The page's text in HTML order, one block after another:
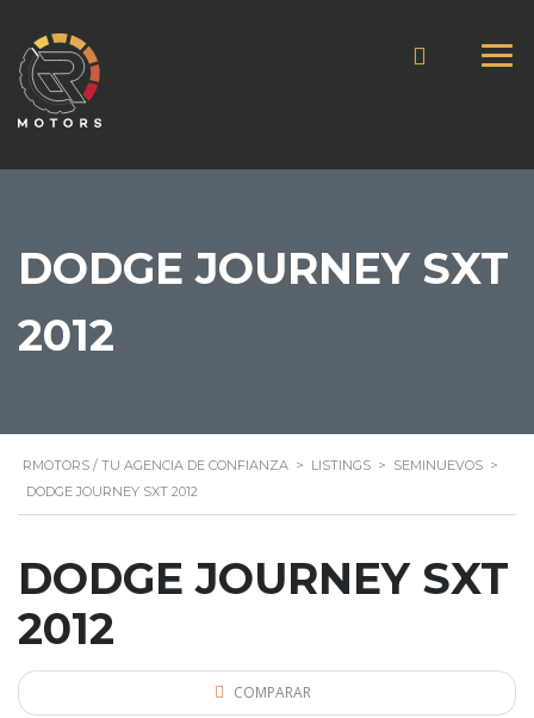
DODGE JOURNEY SXT
2012
RMOTORS / TU AGENCIA DE CONFIANZA > LISTINGS > SEMINUEVOS >
DODGE JOURNEY SXT 2012
DODGE JOURNEY SXT
2012
COMPARAR